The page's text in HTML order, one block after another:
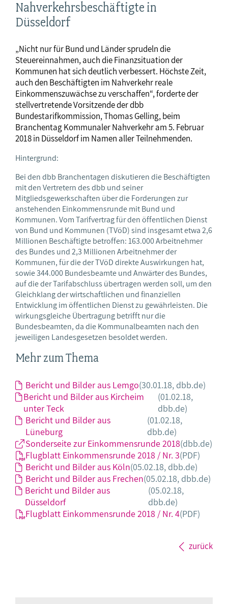
Nahverkehrsbeschäftigte in
Düsseldorf
„Nicht nur für Bund und Länder sprudeln die
Steuereinnahmen, auch die Finanzsituation der
Kommunen hat sich deutlich verbessert. Höchste Zeit,
auch den Beschäftigten im Nahverkehr reale
Einkommenszuwächse zu verschaffen“, forderte der
stellvertretende Vorsitzende der dbb
Bundestarifkommission, Thomas Gelling, beim
Branchentag Kommunaler Nahverkehr am 5. Februar
2018 in Düsseldorf im Namen aller Teilnehmenden.
Hintergrund:
Bei den dbb Branchentagen diskutieren die Beschäftigten
mit den Vertretern des dbb und seiner
Mitgliedsgewerkschaften über die Forderungen zur
anstehenden Einkommensrunde mit Bund und
Kommunen. Vom Tarifvertrag für den öffentlichen Dienst
von Bund und Kommunen (TVöD) sind insgesamt etwa 2,6
Millionen Beschäftigte betroffen: 163.000 Arbeitnehmer
des Bundes und 2,3 Millionen Arbeitnehmer der
Kommunen, für die der TVöD direkte Auswirkungen hat,
sowie 344.000 Bundesbeamte und Anwärter des Bundes,
auf die der Tarifabschluss übertragen werden soll, um den
Gleichklang der wirtschaftlichen und finanziellen
Entwicklung im öffentlichen Dienst zu gewährleisten. Die
wirkungsgleiche Übertragung betrifft nur die
Bundesbeamten, da die Kommunalbeamten nach den
jeweiligen Landesgesetzen besoldet werden.
Mehr zum Thema
Bericht und Bilder aus Lemgo(30.01.18, dbb.de)
Bericht und Bilder aus Kircheim
unter Teck
(01.02.18,
dbb.de)
Bericht und Bilder aus
Lüneburg
(01.02.18,
dbb.de)
Sonderseite zur Einkommensrunde 2018(dbb.de)
Flugblatt Einkommensrunde 2018 / Nr. 3(PDF)
Bericht und Bilder aus Köln(05.02.18, dbb.de)
Bericht und Bilder aus Frechen(05.02.18, dbb.de)
Bericht und Bilder aus
Düsseldorf
(05.02.18,
dbb.de)
Flugblatt Einkommensrunde 2018 / Nr. 4(PDF)
zurück